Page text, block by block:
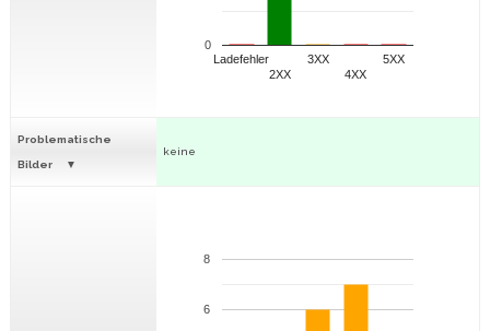
Ladefehler
2XX
3XX
4XX
5XX
0
Problematische
Bilder
keine
6
8